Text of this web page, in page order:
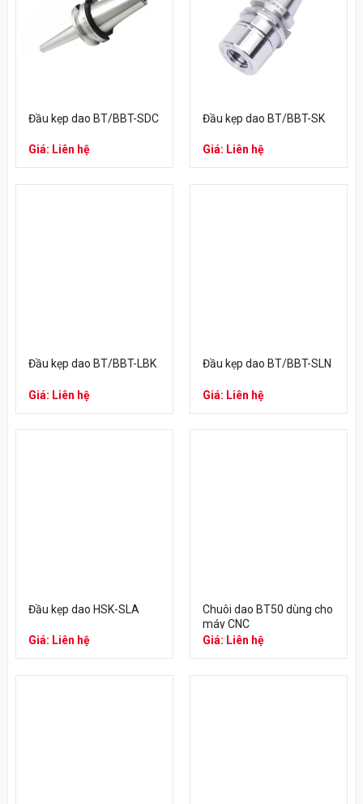
Đầu kẹp dao BT/BBT-SDC
Giá: Liên hệ
Đầu kẹp dao BT/BBT-SK
Giá: Liên hệ
Đầu kẹp dao BT/BBT-LBK
Giá: Liên hệ
Đầu kẹp dao BT/BBT-SLN
Giá: Liên hệ
Đầu kẹp dao HSK-SLA
Giá: Liên hệ
Chuôi dao BT50 dùng cho
máy CNC
Giá: Liên hệ